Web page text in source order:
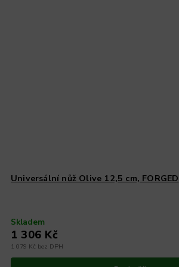
Universální nůž Olive 12,5 cm, FORGED
Skladem
1 079 Kč bez DPH
1 306 Kč